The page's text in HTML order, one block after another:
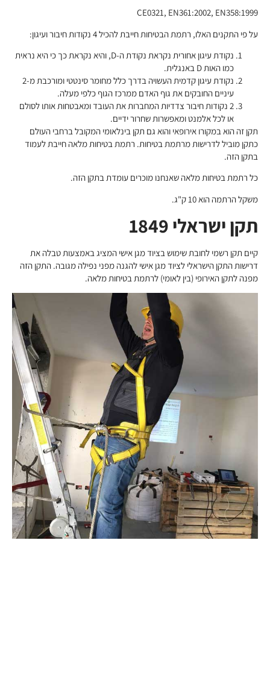
CE0321, EN361:2002, EN358:1999
על פי התקנים האלו, רתמת הבטיחות חייבת להכיל 4 נקודות חיבור ועיגון:
נקודת עיגון אחורית נקראת נקודת ה-D, והיא נקראת כך כי היא נראית
כמו האות D באנגלית.
נקודת עיגון קדמית העשויה בדרך כלל מחומר סינטטי ומורכבת מ-2
עיניים החובקים את גוף האדם ממרכז הגוף כלפי מעלה.
2 נקודות חיבור צדדיות המחברות את העובד ומאבטחות אותו לסולם
או לכל אלמנט ומאפשרות שחרור ידיים.
תקן זה הוא במקורו אירופאי והוא גם תקן בינלאומי המקובל ברחבי העולם
כתקן מוביל לדרישות מרתמת בטיחות. רתמת בטיחות מלאה חייבת לעמוד
בתקן הזה.
כל רתמת בטיחות מלאה שאנחנו מוכרים עומדת בתקן הזה.
משקל הרתמה הוא 10 ק"ג.
תקן ישראלי 1849
קיים תקן רשמי לחובת שימוש בציוד מגן אישי המציג באמצעות טבלה את
דרישות התקן הישראלי לציוד מגן אישי להגנה מפני נפילה מגובה. התקן הזה
מפנה לתקן האירופי (בין לאומי) לרתמת בטיחות מלאה.